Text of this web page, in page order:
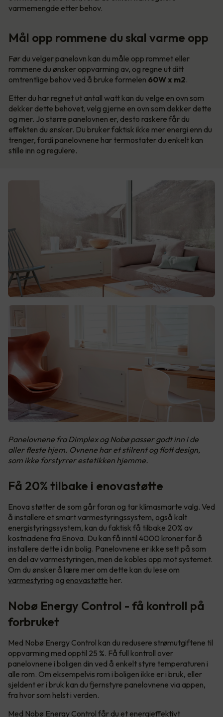
varmemengde etter behov.
Mål opp rommene du skal varme opp
Før du velger panelovn kan du måle opp rommet eller
rommene du ønsker oppvarming av, og regne ut ditt
omtrentlige behov ved å bruke formelen 60W x m2.
Etter du har regnet ut antall watt kan du velge en ovn som
dekker dette behovet, velg gjerne en ovn som dekker dette
og mer. Jo større panelovnen er, desto raskere får du
effekten du ønsker. Du bruker faktisk ikke mer energi enn du
trenger, fordi panelovnene har termostater du enkelt kan
stille inn og regulere.
Panelovnene fra Dimplex og Nobø passer godt inn i de
aller fleste hjem. Ovnene har et stilrent og flott design,
som ikke forstyrrer estetikken hjemme.
Få 20% tilbake i enovastøtte
Enova støtter de som går foran og tar klimasmarte valg. Ved
å installere et smart varmestyringssystem, også kalt
energistyringssystem, kan du faktisk få tilbake 20% av
kostnadene fra Enova. Du kan få inntil 4000 kroner for å
installere dette i din bolig. Panelovnene er ikke sett på som
en del av varmestyringen, men de kobles opp mot systemet.
Om du ønsker å lære mer om dette kan du lese om
varmestyring og enovastøtte her.
Nobø Energy Control - få kontroll på
forbruket
Med Nobø Energy Control kan du redusere strømutgiftene til
oppvarming med opptil 25 %. Få full kontroll over
panelovnene i boligen din ved å enkelt styre temperaturen i
alle rom. Om eksempelvis rom i boligen ikke er i bruk, eller
sjeldent er i bruk kan du fjernstyre panelovnene via appen,
fra hvor som helst i verden.
Med Nobø Energy Control får du et energieffektivt